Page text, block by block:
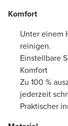
Komfort
Unter einem
reinigen.
Einstellbare
Komfort
Zu 100 %
jederzeit
Praktischer